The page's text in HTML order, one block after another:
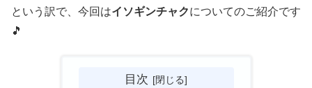
という訳で、今回はイソギンチャクについてのご紹介です
🎵
目次